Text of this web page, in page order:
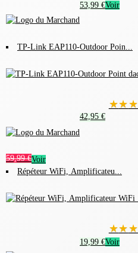
53,99 €Voir
TP-Link EAP110-Outdoor Poin...
★★★
42,95 €
59,99 €Voir
Répéteur WiFi, Amplificateu...
★★★
19,99 €Voir